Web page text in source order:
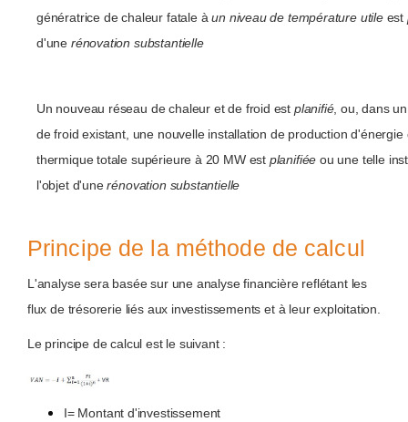
génératrice de chaleur fatale àun niveau de température utileest
d'une rénovation substantielle
Un nouveau réseau de chaleur et de froid est planifié, ou, dans
de froid existant, une nouvelle installation de production d'énergie
thermique totale supérieure à 20 MW est planifiée ou une telle
l'objet d'unerénovation substantielle
Principe de la méthode de calcul
L'analyse sera basée sur une analyse financière reflétant les
flux de trésorerie liés aux investissements et à leur exploitation.
Le principe de calcul est le suivant :
I= Montant d'investissement